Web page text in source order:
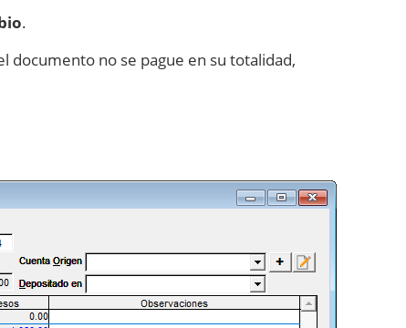
.
documento no se pague en su totalidad,